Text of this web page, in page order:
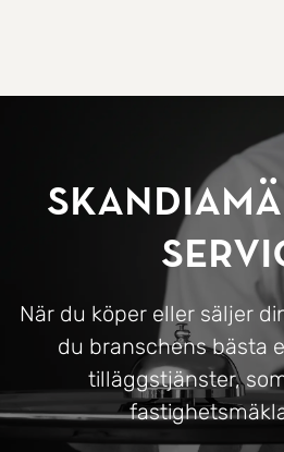
När du köper eller säljer
du branschens bästa
tilläggstjänster,